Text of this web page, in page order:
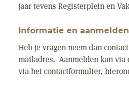
jaar tevens Registerplein en
Informatie en
Heb je vragen neem dan
mailadres. Aanmelden kan via
via het contactformulier,